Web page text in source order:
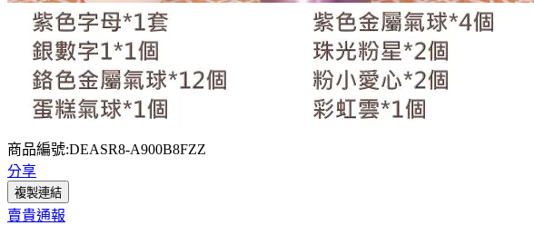
商品編號:DEASR8-A900B8FZZ
分享
複製連結
賣貴通報